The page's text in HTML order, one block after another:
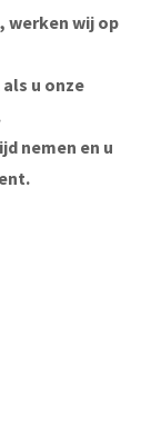
werken wij op
u onze
nemen en u